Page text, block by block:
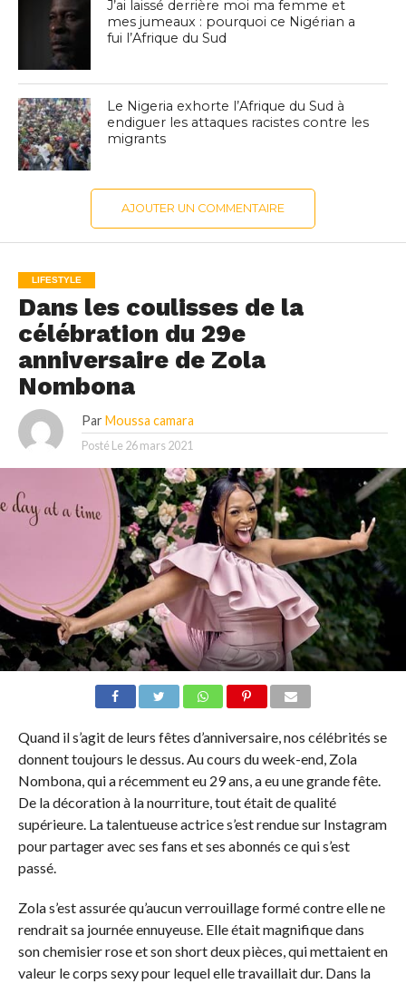
J’ai laissé derrière moi ma femme et
mes jumeaux : pourquoi ce Nigérian a
fui l’Afrique du Sud
Le Nigeria exhorte l’Afrique du Sud à
endiguer les attaques racistes contre les
migrants
AJOUTER UN COMMENTAIRE
LIFESTYLE
Dans les coulisses de la
célébration du 29e
anniversaire de Zola
Nombona
Par Moussa camara
Posté Le 26 mars 2021
Quand il s’agit de leurs fêtes d’anniversaire, nos célébrités se
donnent toujours le dessus. Au cours du week-end, Zola
Nombona, qui a récemment eu 29 ans, a eu une grande fête.
De la décoration à la nourriture, tout était de qualité
supérieure. La talentueuse actrice s’est rendue sur Instagram
pour partager avec ses fans et ses abonnés ce qui s’est
passé.
Zola s’est assurée qu’aucun verrouillage formé contre elle ne
rendrait sa journée ennuyeuse. Elle était magnifique dans
son chemisier rose et son short deux pièces, qui mettaient en
valeur le corps sexy pour lequel elle travaillait dur. Dans la